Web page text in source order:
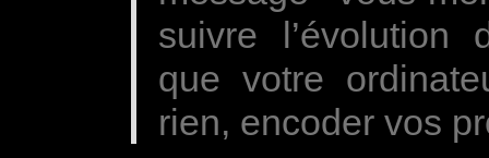
suivre l’évolution
que votre
rien, encoder vos